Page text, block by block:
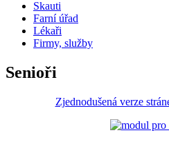
Skauti
Farní úřad
Lékaři
Firmy, služby
Senioři
Zjednodušená verze